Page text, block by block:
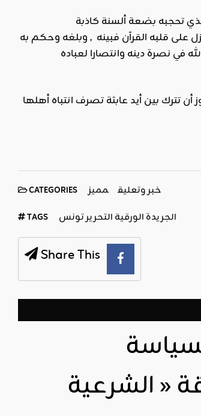
على قلبه القرآن فبينه , وبلغه وحكم به
نصرة دينه وانتصارا لعباده
أن تترك بين أيد عابثة تصرف انتباه أهلها
CATEGORIES خبر وتعليق مميز
TAGS الجريدة الورقية التحرير تونس
Share This
« الشرعية